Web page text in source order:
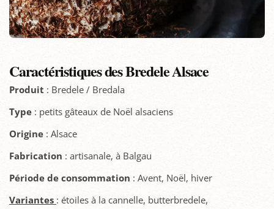
Caractéristiques des Bredele Alsace
Produit : Bredele / Bredala
Type : petits gâteaux de Noël alsaciens
Origine : Alsace
Fabrication : artisanale, à Balgau
Période de consommation : Avent, Noël, hiver
Variantes : étoiles à la cannelle, butterbredele,